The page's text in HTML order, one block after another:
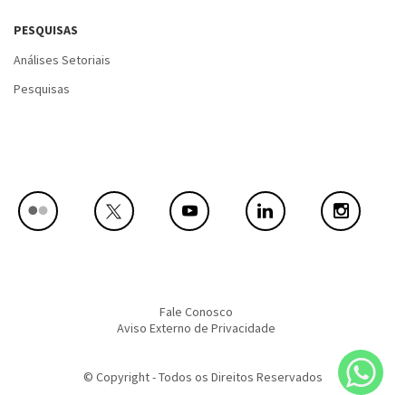
PESQUISAS
Análises Setoriais
Pesquisas
Fale Conosco
Aviso Externo de Privacidade
© Copyright - Todos os Direitos Reservados